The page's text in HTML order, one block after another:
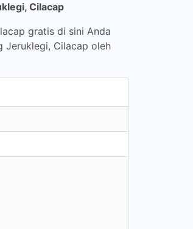
Cilacap
gratis di sini Anda
Jeruklegi, Cilacap oleh